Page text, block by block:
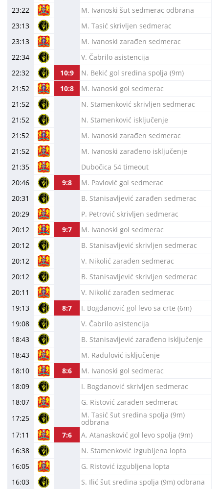
23:22
M. Ivanoski šut sedmerac odbrana
23:13
M. Tasić skrivljen sedmerac
23:13
M. Ivanoski zarađen sedmerac
22:34
V. Čabrilo asistencija
22:32
10:9
N. Bekić gol sredina spolja (9m)
21:52
10:8
M. Ivanoski gol sedmerac
21:52
N. Stamenković skrivljen sedmerac
21:52
N. Stamenković isključenje
21:52
M. Ivanoski zarađen sedmerac
21:52
M. Ivanoski zarađeno isključenje
21:35
Dubočica 54 timeout
20:46
9:8
M. Pavlović gol sedmerac
20:31
B. Stanisavljević zarađen sedmerac
20:29
P. Petrović skrivljen sedmerac
20:12
9:7
M. Ivanoski gol sedmerac
20:12
B. Stanisavljević skrivljen sedmerac
20:12
V. Nikolić zarađen sedmerac
20:12
B. Stanisavljević skrivljen sedmerac
20:11
V. Nikolić zarađen sedmerac
19:13
8:7
I. Bogdanović gol levo sa crte (6m)
19:08
V. Čabrilo asistencija
18:43
B. Stanisavljević zarađeno isključenje
18:43
M. Radulović isključenje
18:10
8:6
M. Ivanoski gol sedmerac
18:09
I. Bogdanović skrivljen sedmerac
18:07
G. Ristović zarađen sedmerac
17:25
M. Tasić šut sredina spolja (9m)
odbrana
17:11
7:6
A. Atanasković gol levo spolja (9m)
16:38
N. Stamenković izgubljena lopta
16:05
G. Ristović izgubljena lopta
16:03
S. Ilić šut sredina spolja (9m) odbrana